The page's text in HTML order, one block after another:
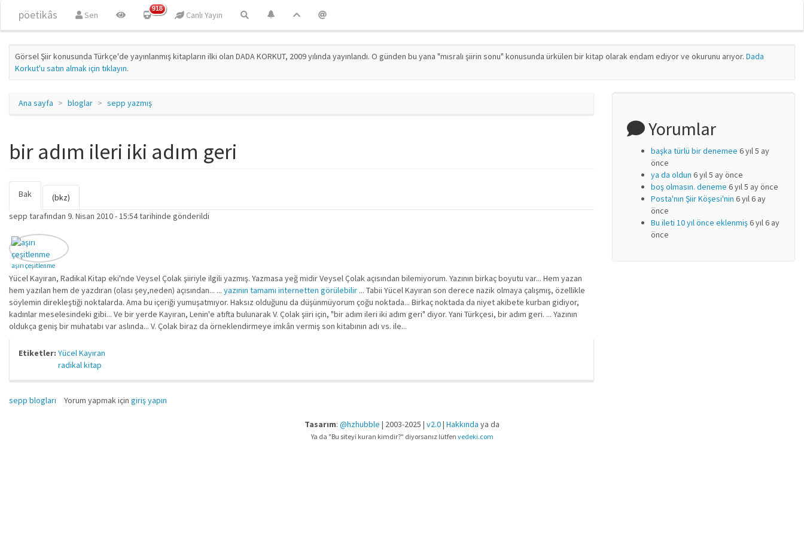
pöetikâs Sen
918
Canlı Yayın
Görsel Şiir konusunda Türkçe'de yayınlanmış kitapların ilki olan DADA KORKUT, 2009 yılında yayınlandı. O günden bu yana "mısralı şiirin sonu" konusunda ürkülen bir kitap olarak endam ediyor ve okurunu arıyor. Dada
Korkut'u satın almak için tıklayın.
Ana sayfa bloglar sepp yazmış
bir adım ileri iki adım geri
Birincil sekmeler
Bak
sekme)
(bkz)
sepp tarafından 9. Nisan 2010 - 15:54 tarihinde gönderildi
aşırı çeşitlenme
Yücel Kayıran, Radikal Kitap eki'nde Veysel Çolak şiiriyle ilgili yazmış. Yazmasa yeğ midir Veysel Çolak açısından bilemiyorum. Yazının birkaç boyutu var... Hem yazan
hem yazılan hem de yazdıran (olası şey,neden) açısından... ... yazının tamamı internetten görülebilir ... Tabii Yücel Kayıran son derece nazik olmaya çalışmış, özellikle
söylemin direkleştiği noktalarda. Ama bu içeriği yumuşatmıyor. Haksız olduğunu da düşünmüyorum çoğu noktada... Birkaç noktada da niyet akibete kurban gidiyor,
kadınlar meselesindeki gibi... Ve bir yerde Kayıran, Lenin'e atıfta bulunarak V. Çolak şiiri için, "bir adım ileri iki adım geri" diyor. Yani Türkçesi, bir adım geri. ... Yazının
oldukça geniş bir muhatabı var aslında... V. Çolak biraz da örneklendirmeye imkân vermiş son kitabının adı vs. ile...
Etiketler: Yücel Kayıran
radikal kitap
sepp blogları Yorum yapmak için giriş yapın
Yorumlar
başka türlü bir denemee 6 yıl 5 ay
önce
ya da oldun 6 yıl 5 ay önce
boş olmasın. deneme 6 yıl 5 ay önce
Posta'nın Şiir Köşesi'nin 6 yıl 6 ay
önce
Bu ileti 10 yıl önce eklenmiş6 yıl 6 ay
önce
Tasarım: @hzhubble | 2003-2025 | v2.0| Hakkında ya da
Ya da "Bu siteyi kuran kimdir?" diyorsanız lütfen vedeki.com